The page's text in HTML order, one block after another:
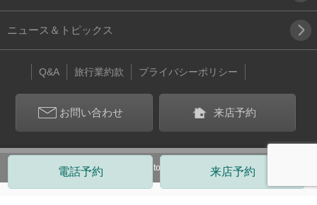
ニュース＆トピックス
Q&A 旅行業約款 プライバシーポリシー
お問い合わせ 来店予約
Copyright(c) 2024 belltour. All Rights Reserved.
電話予約 来店予約